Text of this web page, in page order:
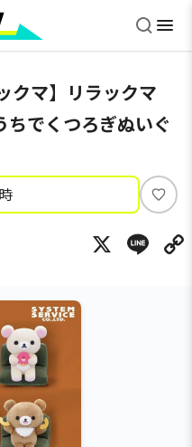
クマ】リラックマ
でくつろぎぬいぐ
い
ね
X